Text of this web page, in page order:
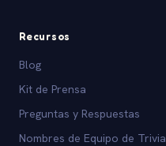
Recursos
Blog
Kit de Prensa
Preguntas y Respuestas
Nombres de Equipo de Trivia